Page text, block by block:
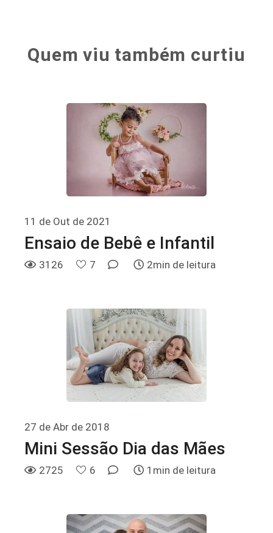
Quem viu também curtiu
11 de Out de 2021
Ensaio de Bebê e Infantil
3126 7 2min de leitura
27 de Abr de 2018
Mini Sessão Dia das Mães
2725 6 1min de leitura